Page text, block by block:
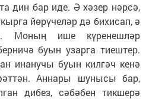
дин бар иде. Ә хәзер нәрсә,
йөрүчеләр дә бихисап, ә
Моның ише күренешләр
буын узарга тиештер.
инанучы буын килгәч кенә
Аннары шунысы бар,
дибез, сәбәбен тикшерә